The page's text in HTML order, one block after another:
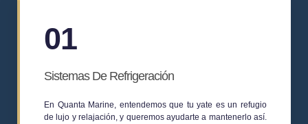
01
Sistemas De Refrigeración
En Quanta Marine, entendemos que tu yate es un refugio
de lujo y relajación, y queremos ayudarte a mantenerlo así.